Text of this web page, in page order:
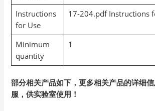
Instructions
for Use
17-204.pdf Instructions
Minimum
quantity
1
部分相关产品如下，更多相关产品的详细
服，供实验室使用！